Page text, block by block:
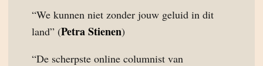
“We kunnen niet zonder jouw geluid in dit
land” (Petra Stienen)
“De scherpste online columnist van